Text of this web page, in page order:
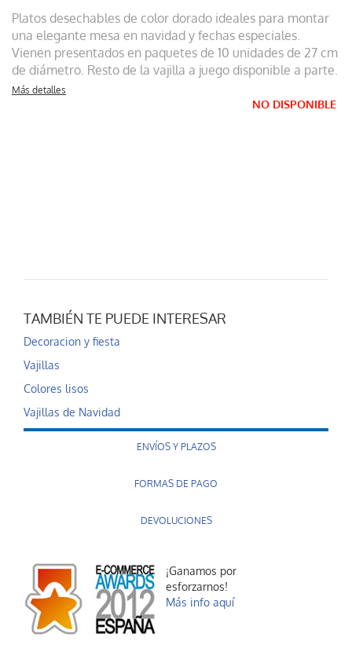
Platos desechables de color dorado ideales para montar
una elegante mesa en navidad y fechas especiales.
Vienen presentados en paquetes de 10 unidades de 27 cm
de diámetro. Resto de la vajilla a juego disponible a parte.
Más detalles
NO DISPONIBLE
TAMBIÉN TE PUEDE INTERESAR
Decoracion y fiesta
Vajillas
Colores lisos
Vajillas de Navidad
ENVÍOS Y PLAZOS
FORMAS DE PAGO
DEVOLUCIONES
¡Ganamos por
esforzarnos!
Más info aquí